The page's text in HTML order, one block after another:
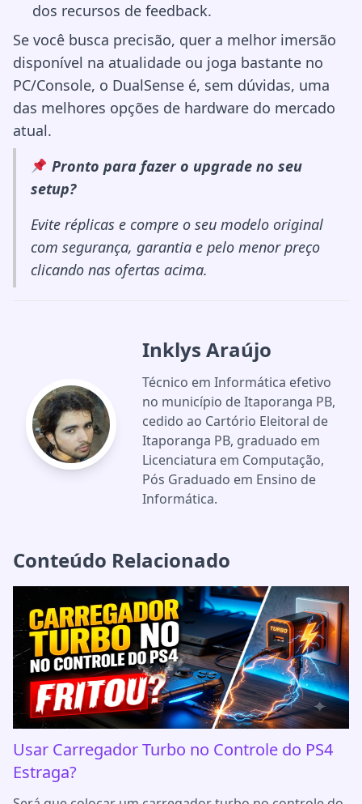
dos recursos de feedback.
Se você busca precisão, quer a melhor imersão
disponível na atualidade ou joga bastante no
PC/Console, o DualSense é, sem dúvidas, uma
das melhores opções de hardware do mercado
atual.
Pronto para fazer o upgrade no seu
setup?
Evite réplicas e compre o seu modelo original
com segurança, garantia e pelo menor preço
clicando nas ofertas acima.
Inklys Araújo
Técnico em Informática efetivo
no município de Itaporanga PB,
cedido ao Cartório Eleitoral de
Itaporanga PB, graduado em
Licenciatura em Computação,
Pós Graduado em Ensino de
Informática.
Conteúdo Relacionado
Usar Carregador Turbo no Controle do PS4
Estraga?